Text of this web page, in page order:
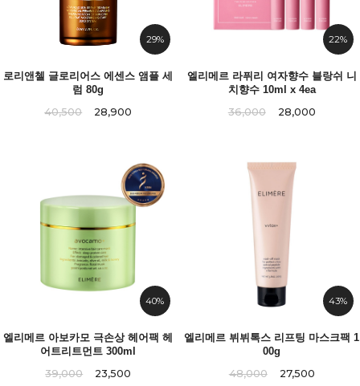
29%
로리앤첼 글로리어스 에센스 앰플 세
럼 80g
40,500
28,900
22%
엘리메르 라퓌리 여자향수 블랑쉬 니
치향수 10ml x 4ea
36,000
28,000
40%
엘리메르 아보카모 극손상 헤어팩 헤
어트리트먼트 300ml
39,000
23,500
43%
엘리메르 뷔뷔톡스 리프팅 마스크팩 1
00g
48,000
27,500